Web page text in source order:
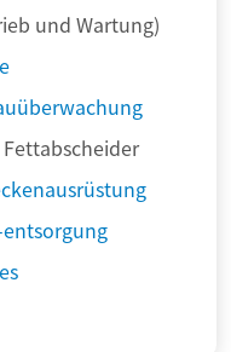
und Wartung)